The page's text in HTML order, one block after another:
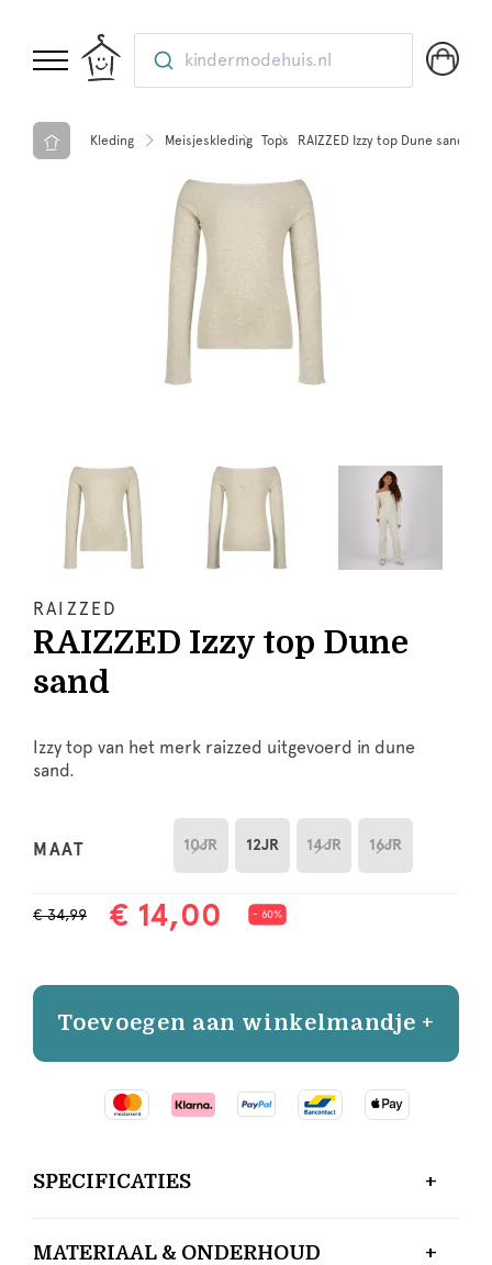
kindermodehuis.nl
Kleding Meisjeskleding Tops RAIZZED Izzy top Dune sand
RAIZZED
RAIZZED Izzy top Dune
sand
Izzy top van het merk raizzed uitgevoerd in dune
sand.
MAAT 10JR 12JR 14JR 16JR
€ 34,99 € 14,00 - 60%
Toevoegen aan winkelmandje +
SPECIFICATIES
MATERIAAL & ONDERHOUD